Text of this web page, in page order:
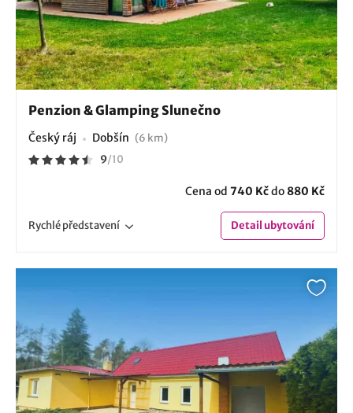
Penzion & Glamping Slunečno
Český ráj Dobšín (6 km)
9/10
Cena od 740 Kčdo 880 Kč
Rychlépředstavení Detailubytování